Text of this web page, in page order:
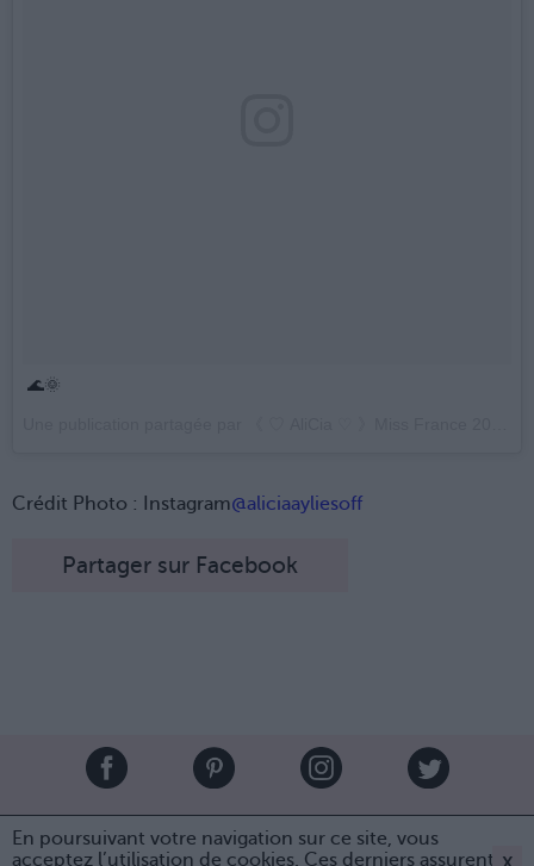
En poursuivant votre navigation sur ce site, vous
acceptez l’utilisation de cookies. Ces derniers assurent le
x
🌊🌞
Crédit Photo : Instagram@aliciaayliesoff
Partager sur Facebook
Brandeploy Qui sommes-nous ? Presse
Annonceur
Mentions légales
Contact